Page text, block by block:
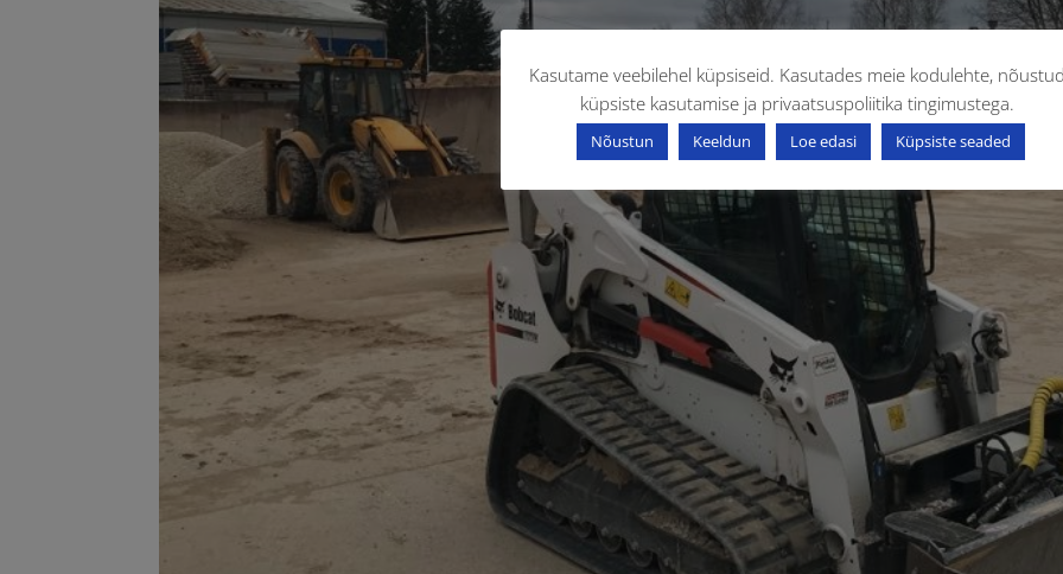
Kasutame veebilehel küpsiseid. Kasutades meie kodulehte,
küpsiste kasutamise ja privaatsuspoliitika tingimustega.
Nõustun Keeldun Loe edasi Küpsiste seaded